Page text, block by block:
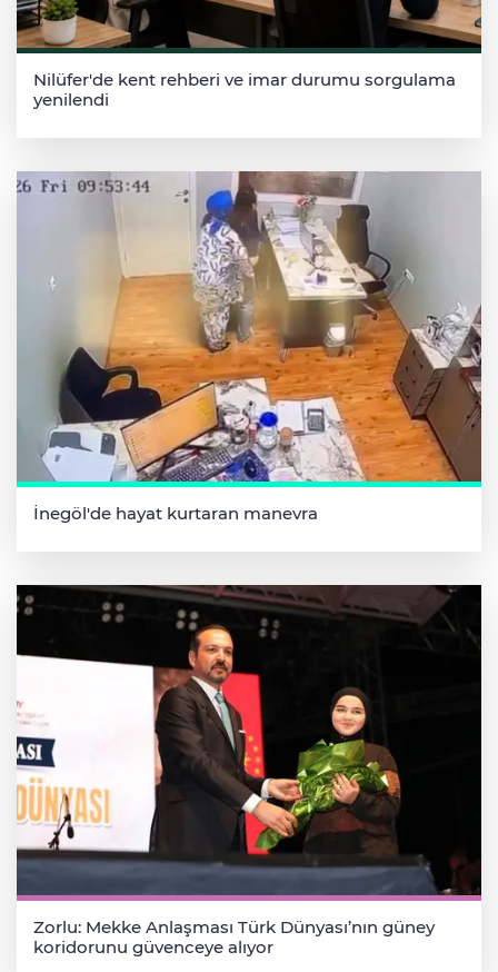
Nilüfer'de kent rehberi ve imar durumu sorgulama
yenilendi
İnegöl'de hayat kurtaran manevra
Zorlu: Mekke Anlaşması Türk Dünyası’nın güney
koridorunu güvenceye alıyor